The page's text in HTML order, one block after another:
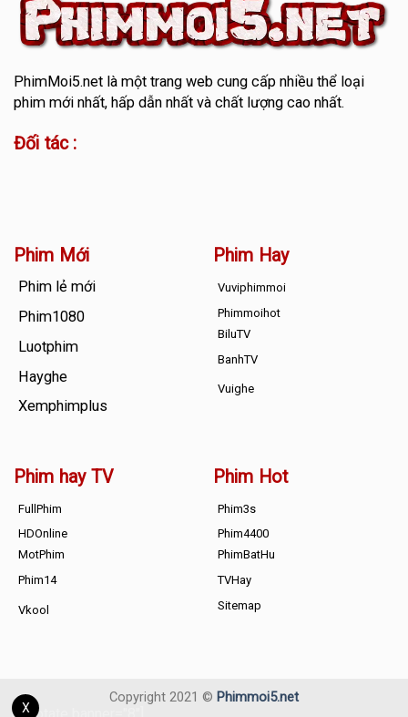
PhimMoi5.netlà một trang web cung cấp nhiều thể loại
phim mới nhất, hấp dẫn nhất và chất lượng cao nhất.
Đối tác :
Phim Mới
Phim lẻ mới
Phim1080
Luotphim
Hayghe
Xemphimplus
Phim Hay
Vuviphimmoi
Phimmoihot
BiluTV
BanhTV
Vuighe
Phim hay TV
FullPhim
HDOnline
MotPhim
Phim14
Vkool
Phim Hot
Phim3s
Phim4400
PhimBatHu
TVHay
Sitemap
X
Copyright 2021 © Phimmoi5.net